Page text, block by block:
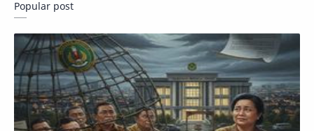
Popular post